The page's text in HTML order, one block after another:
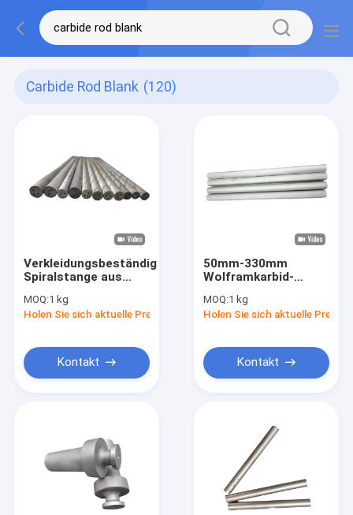
Carbide Rod Blank (120)
Verkleidungsbeständige
Spiralstange aus
Stange aus
Erdwolfram aus
MOQ:1 kg
Holen Sie sich aktuelle Preis
Kontakt
50mm-330mm
Wolframkarbid-
Anpassung an den
ISO-Standard
MOQ:1 kg
Holen Sie sich aktuelle Preis
Kontakt